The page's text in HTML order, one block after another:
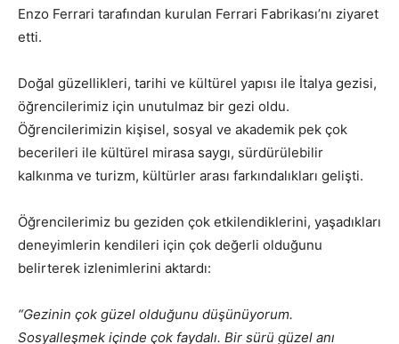
Enzo Ferrari tarafından kurulan Ferrari Fabrikası’nı ziyaret
etti.
Doğal güzellikleri, tarihi ve kültürel yapısı ile İtalya gezisi,
öğrencilerimiz için unutulmaz bir gezi oldu.
Öğrencilerimizin kişisel, sosyal ve akademik pek çok
becerileri ile kültürel mirasa saygı, sürdürülebilir
kalkınma ve turizm, kültürler arası farkındalıkları gelişti.
Öğrencilerimiz bu geziden çok etkilendiklerini, yaşadıkları
deneyimlerin kendileri için çok değerli olduğunu
belirterek izlenimlerini aktardı:
“Gezinin çok güzel olduğunu düşünüyorum.
Sosyalleşmek içinde çok faydalı. Bir sürü güzel anı